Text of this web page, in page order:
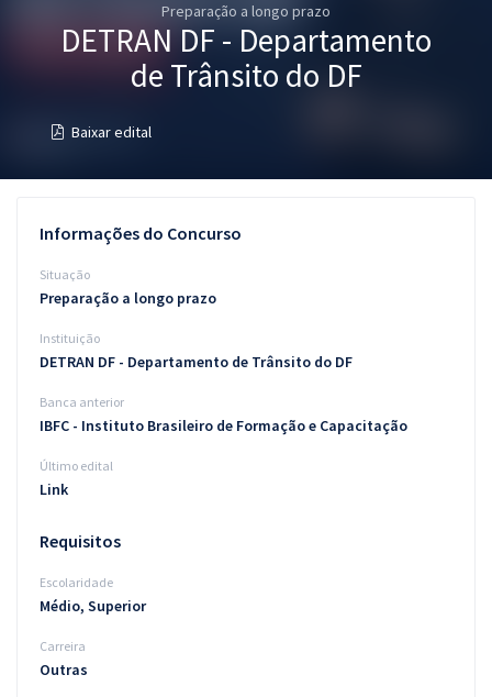
Questões grátis
Conteúdo gratuito
Aprovados
Atendimento
Preparação a longo prazo
DETRAN DF - Departamento
de Trânsito do DF
Baixar edital
Informações do Concurso
Situação
Preparação a longo prazo
Instituição
DETRAN DF - Departamento de Trânsito do DF
Banca anterior
IBFC - Instituto Brasileiro de Formação e Capacitação
Último edital
Link
Requisitos
Escolaridade
Médio, Superior
Carreira
Outras